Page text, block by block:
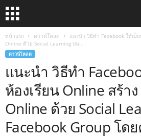
หน้าแรก ดาวน์โหลด
แนะนำ วิธีทำ Facebook ให้เป็
Online ด้วย Social Learning บน...
ดาวน์โหลด
แนะนำ วิธีทำ
ห้องเรียน Online สร้า
Online ด้วย Social
Facebook Group โด